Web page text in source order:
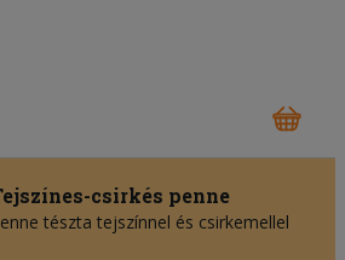
csirkés penne
tészta tejszínnel és csirkemellel